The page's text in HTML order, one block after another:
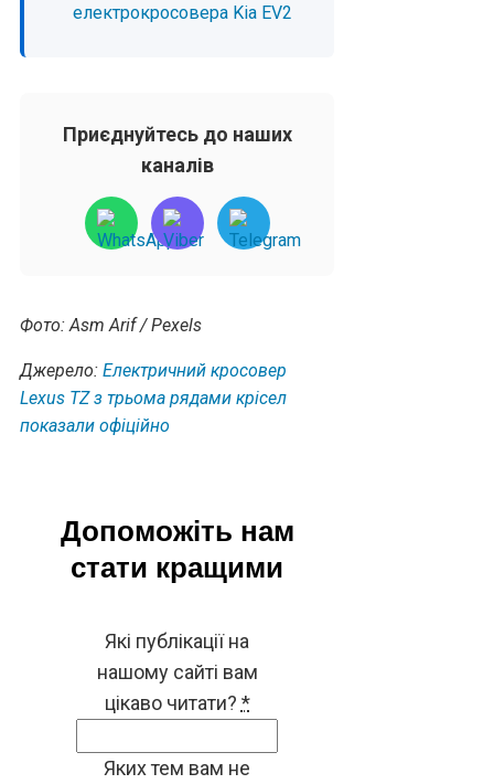
електрокросовера Kia EV2
Приєднуйтесь до наших
каналів
Фото: Asm Arif / Pexels
Джерело: Електричний кросовер
Lexus TZ з трьома рядами крісел
показали офіційно
Допоможіть нам
стати кращими
Які публікації на
нашому сайті вам
цікаво читати? *
Яких тем вам не